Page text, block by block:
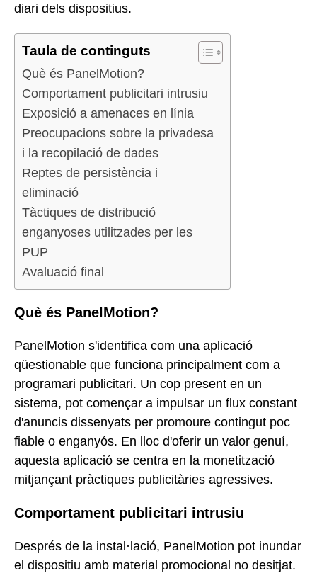
diari dels dispositius.
Taula de continguts
Què és PanelMotion?
Comportament publicitari intrusiu
Exposició a amenaces en línia
Preocupacions sobre la privadesa
i la recopilació de dades
Reptes de persistència i
eliminació
Tàctiques de distribució
enganyoses utilitzades per les
PUP
Avaluació final
Què és PanelMotion?
PanelMotion s'identifica com una aplicació
qüestionable que funciona principalment com a
programari publicitari. Un cop present en un
sistema, pot començar a impulsar un flux constant
d'anuncis dissenyats per promoure contingut poc
fiable o enganyós. En lloc d'oferir un valor genuí,
aquesta aplicació se centra en la monetització
mitjançant pràctiques publicitàries agressives.
Comportament publicitari intrusiu
Després de la instal·lació, PanelMotion pot inundar
el dispositiu amb material promocional no desitjat.